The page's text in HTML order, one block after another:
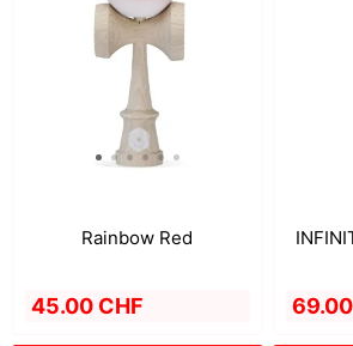
Rainbow Red
45.00 CHF